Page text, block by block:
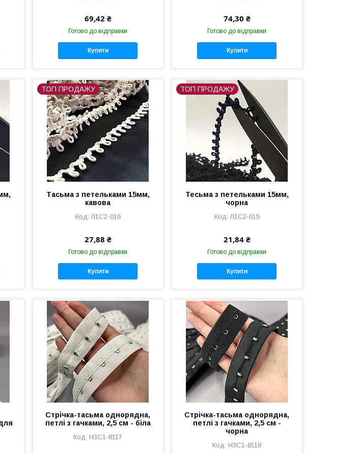
69,42 ₴
Готово до відправки
Купити
74,30 ₴
Готово до відправки
Купити
ТОП ПРОДАЖУ
Тасьма з петельками 15мм,
кавова
Л1С2-016
27,88 ₴
Готово до відправки
Купити
ТОП ПРОДАЖУ
Тесьма з петельками 15мм,
чорна
Л1С2-015
21,84 ₴
Готово до відправки
Купити
Стрічка-тасьма однорядна,
петлі з гачками, 2,5 см - біла
Н3С1-8117
Стрічка-тасьма однорядна,
петлі з гачками, 2,5 см -
чорна
Н3С1-8118